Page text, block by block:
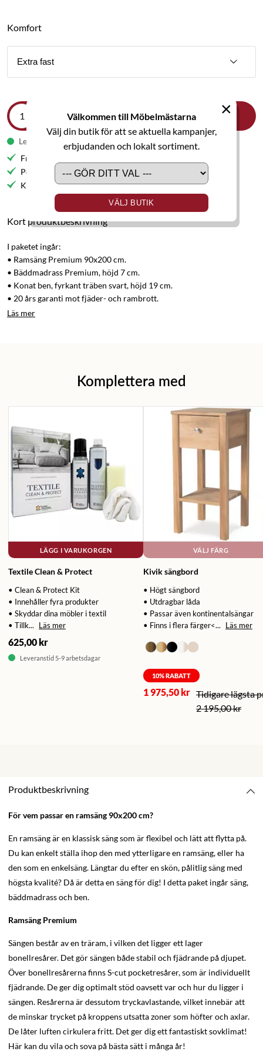
Välkommen till Möbelmästarna
Välj din butik för att se aktuella kampanjer,
erbjudanden och lokalt sortiment.
VÄLJ BUTIK
×
Komfort
Extra fast
LÄGG I VARUKORGEN
Leveranstid 5-6 veckor
Fri frakt till butik
Personlig service
Kvalitetsmöbler
Kort produktbeskrivning
I paketet ingår:
• Ramsäng Premium 90x200 cm.
• Bäddmadrass Premium, höjd 7 cm.
• Konat ben, fyrkant träben svart, höjd 19 cm.
• 20 års garanti mot fjäder- och rambrott.
Läs mer
Komplettera med
LÄGG I VARUKORGEN
Textile Clean & Protect
• Clean & Protect Kit
• Innehåller fyra produkter
• Skyddar dina möbler i textil
• Tillk...
Läs mer
625,00 kr
Leveranstid 5-9 arbetsdagar
VÄLJ FÄRG
Kivik sängbord
• Högt sängbord
• Utdragbar låda
• Passar även kontinentalsängar
• Finns i flera färger<...
Läs mer
10% RABATT
1 975,50 kr
2 195,00 kr
Produktbeskrivning
För vem passar en ramsäng 90x200 cm?
En ramsäng är en klassisk säng som är flexibel och lätt att flytta på.
Du kan enkelt ställa ihop den med ytterligare en ramsäng, eller ha
den som en enkelsäng. Längtar du efter en skön, pålitlig säng med
högsta kvalité? Då är detta en säng för dig! I detta paket ingår säng,
bäddmadrass och ben.
Ramsäng Premium
Sängen består av en träram, i vilken det ligger ett lager
bonellresårer. Det gör sängen både stabil och fjädrande på djupet.
Över bonellresårerna finns S-cut pocketresårer, som är individuellt
fjädrande. De ger dig optimalt stöd oavsett var och hur du ligger i
sängen. Resårerna är dessutom tryckavlastande, vilket innebär att
de minskar trycket på kroppens utsatta zoner som höfter och axlar.
De låter luften cirkulera fritt. Det ger dig ett fantastiskt sovklimat!
Här kan du vila och sova på bästa sätt i många år!